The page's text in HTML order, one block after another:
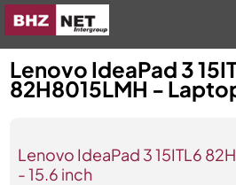
Lenovo IdeaPad 3
82H8015LMH -
Lenovo IdeaPad 3 15ITL6
- 15.6 inch